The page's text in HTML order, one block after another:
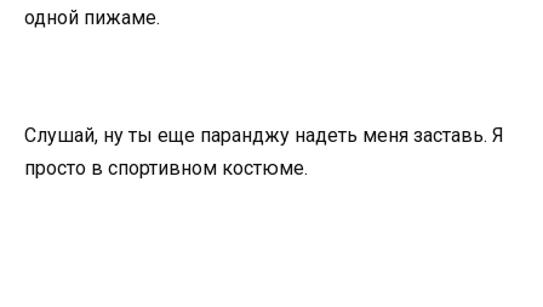
одной пижаме.
Слушай, ну ты еще паранджу надеть меня заставь. Я
просто в спортивном костюме.